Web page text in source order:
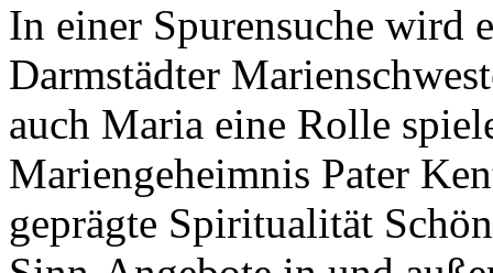
In einer Spurensuche wird
Darmstädter
auch Maria eine Rolle
Mariengeheimnis Pater
geprägte Spiritualität